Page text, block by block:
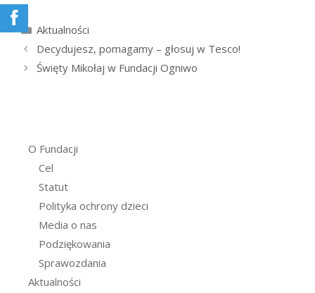
Kategorie
Aktualności
Decydujesz, pomagamy – głosuj w Tesco!
Święty Mikołaj w Fundacji Ogniwo
O Fundacji
Cel
Statut
Polityka ochrony dzieci
Media o nas
Podziękowania
Sprawozdania
Aktualności